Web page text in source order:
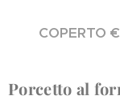
COPERTO
Porcetto al